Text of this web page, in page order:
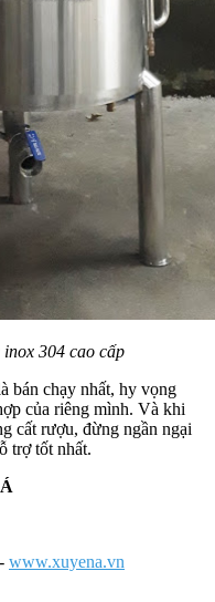
304 cao cấp
bán chạy nhất, hy vọng
của riêng mình. Và khi
cất rượu, đừng ngần ngại
trợ tốt nhất.
- www.xuyena.vn